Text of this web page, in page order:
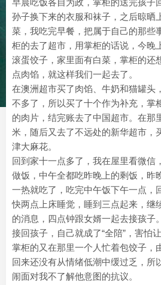
早晨吃饭各自为政，掌柜的送完孩子
孙子换下来的衣服和袜子，之后晾晒
菜，我吃完早餐，把属于自己的那些
柜的去了超市，用掌柜的话说，今晚
滚蛋饺子，家里面有白菜，掌柜的还
点肉馅，就这样我们一起去了。
在澳洲超市买了肉馅、牛奶和猫罐头
不多了，所以买了十个作为补充，掌
的肉片，结完账去了中国超市。在那
米，随后又去了不远处的新华超市，
津大麻花。
回到家十一点多了，我在屋里看微信
做饭，中午全都吃昨晚上的剩饭，昨
一热就吃了，吃完中午饭下午一点，
快两点上床睡觉，睡到三点起来，继
的消息，四点钟跟女婿一起去接孩子。
接回孩子，自己就成了“全陪”，害怕
掌柜的又在那里一个人忙着包饺子，
回来还没有从情绪低潮中缓过乏，所
闹面对我不了解他意图的抗议。